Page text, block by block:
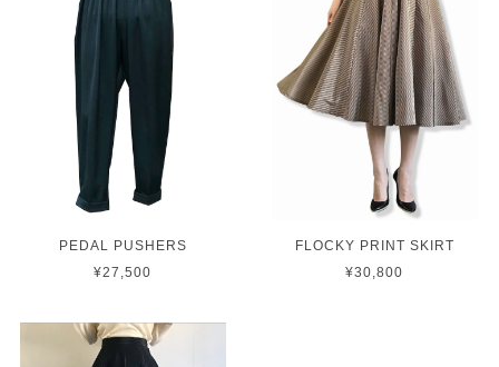
PEDAL PUSHERS
¥27,500
FLOCKY PRINT SKIRT
¥30,800